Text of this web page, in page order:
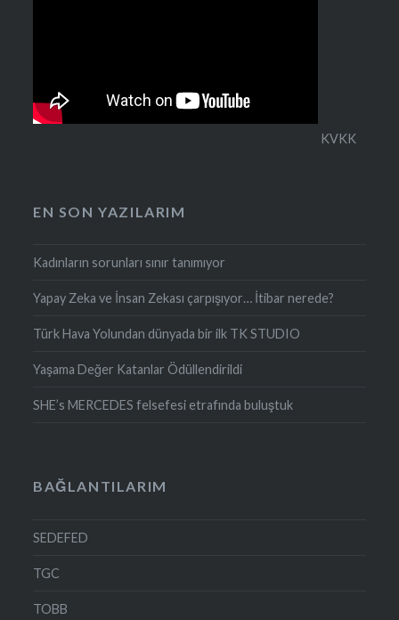
KVKK
EN SON YAZILARIM
Kadınların sorunları sınır tanımıyor
Yapay Zeka ve İnsan Zekası çarpışıyor… İtibar nerede?
Türk Hava Yolundan dünyada bir ilk TK STUDIO
Yaşama Değer Katanlar Ödüllendirildi
SHE’s MERCEDES felsefesi etrafında buluştuk
BAĞLANTILARIM
SEDEFED
TGC
TOBB